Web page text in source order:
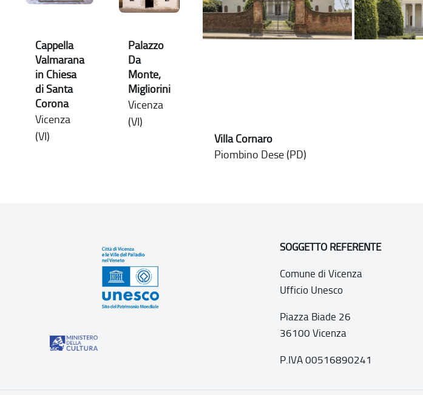
Cappella
Valmarana
in Chiesa
di Santa
Corona
Vicenza
(VI)
Palazzo
Da
Monte,
Migliorini
Vicenza
(VI)
Villa Cornaro
Piombino Dese (PD)
SOGGETTO REFERENTE
Comune di Vicenza
Ufficio Unesco
Piazza Biade 26
36100 Vicenza
P.IVA 00516890241